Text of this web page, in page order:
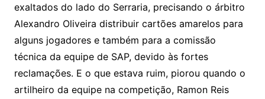
exaltados do lado do Serraria, precisando o árbitro
Alexandro Oliveira distribuir cartões amarelos para
alguns jogadores e também para a comissão
técnica da equipe de SAP, devido às fortes
reclamações. E o que estava ruim, piorou quando o
artilheiro da equipe na competição, Ramon Reis